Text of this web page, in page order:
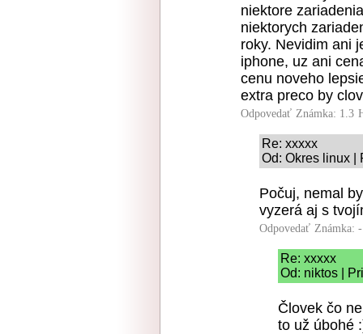
niektore
niektorych
roky. Nevidim ani
iphone, uz ani
cenu noveho
extra preco by
Odpovedať Známka: 1.3
Re: xxxxx
Od: Okres linux |
Počuj, nemal
vyzerá aj s
Odpovedať Známka:
Re: xxxxx
Od: niktos |
Človek čo
to už úbohé